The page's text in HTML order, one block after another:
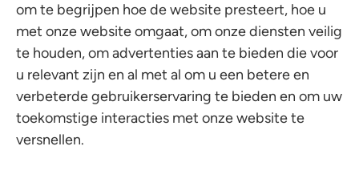
om te begrijpen hoe de website presteert, hoe u
met onze website omgaat, om onze diensten veilig
te houden, om advertenties aan te bieden die voor
u relevant zijn en al met al om u een betere en
verbeterde gebruikerservaring te bieden en om uw
toekomstige interacties met onze website te
versnellen.